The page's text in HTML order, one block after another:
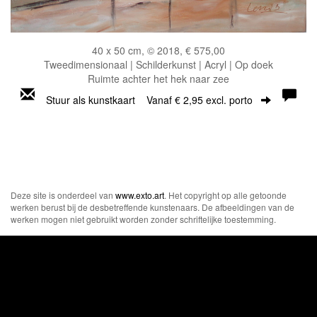
40 x 50 cm, © 2018, € 575,00
Tweedimensionaal | Schilderkunst | Acryl | Op doek
Ruimte achter het hek naar zee
Stuur als kunstkaart Vanaf € 2,95 excl. porto
Deze site is onderdeel van www.exto.art. Het copyright op alle getoonde
werken berust bij de desbetreffende kunstenaars. De afbeeldingen van de
werken mogen niet gebruikt worden zonder schriftelijke toestemming.